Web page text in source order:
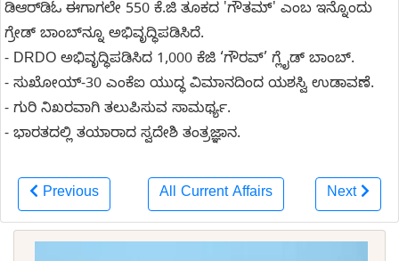
ಡಿಆರ್‌ಡಿಓ ಈಗಾಗಲೇ 550 ಕೆ.ಜಿ ತೂಕದ 'ಗೌತಮ್' ಎಂಬ ಇನ್ನೊಂದು
ಗ್ರೇಡ್ ಬಾಂಬ್‌ನ್ನೂ ಅಭಿವೃದ್ಧಿಪಡಿಸಿದೆ.
- DRDO ಅಭಿವೃದ್ಧಿಪಡಿಸಿದ 1,000 ಕೆಜಿ ‘ಗೌರವ್’ ಗ್ಲೈಡ್ ಬಾಂಬ್.
- ಸುಖೋಯ್-30 ಎಂಕೆಐ ಯುದ್ಧ ವಿಮಾನದಿಂದ ಯಶಸ್ವಿ ಉಡಾವಣೆ.
- ಗುರಿ ನಿಖರವಾಗಿ ತಲುಪಿಸುವ ಸಾಮರ್ಥ್ಯ.
- ಭಾರತದಲ್ಲಿ ತಯಾರಾದ ಸ್ವದೇಶಿ ತಂತ್ರಜ್ಞಾನ.
Previous All Current Affairs Next